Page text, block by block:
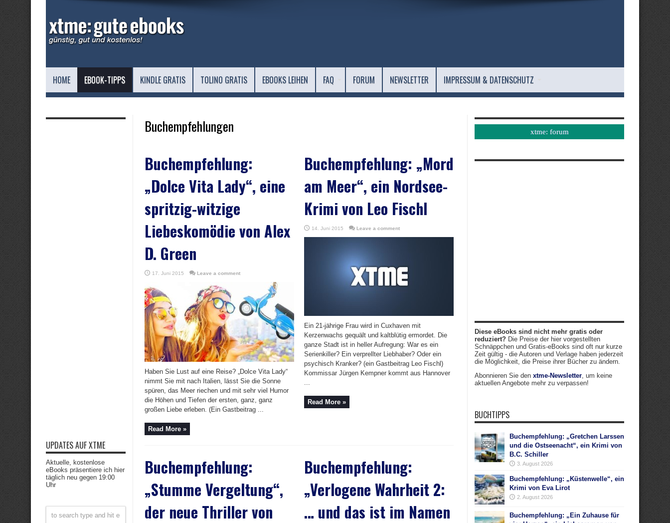
HOME EBOOK-TIPPS KINDLE GRATIS TOLINO GRATIS EBOOKS LEIHEN FAQ FORUM NEWSLETTER IMPRESSUM & DATENSCHUTZ
Buchempfehlungen
Buchempfehlung:
„Dolce Vita Lady“, eine
spritzig-witzige
Liebeskomödie von Alex
D. Green
17. Juni 2015 Leave a comment
Haben Sie Lust auf eine Reise? „Dolce Vita Lady“
nimmt Sie mit nach Italien, lässt Sie die Sonne
spüren, das Meer riechen und mit sehr viel Humor
die Höhen und Tiefen der ersten, ganz, ganz
großen Liebe erleben. (Ein Gastbeitrag ...
Read More »
Buchempfehlung: „Mord
am Meer“, ein Nordsee-
Krimi von Leo Fischl
14. Juni 2015 Leave a comment
Ein 21-jährige Frau wird in Cuxhaven mit
Kerzenwachs gequält und kaltblütig ermordet. Die
ganze Stadt ist in heller Aufregung: War es ein
Serienkiller? Ein verprellter Liebhaber? Oder ein
psychisch Kranker? (ein Gastbeitrag Leo Fischl)
Kommissar Jürgen Kempner kommt aus Hannover
...
Read More »
Buchempfehlung:
„Stumme Vergeltung“,
der neue Thriller von
Buchempfehlung:
„Verlogene Wahrheit 2:
… und das ist im Namen
UPDATES AUF XTME
Aktuelle, kostenlose
eBooks präsentiere ich hier
täglich neu gegen 19:00
Uhr
xtme: forum
Diese eBooks sind nicht mehr gratis oder
reduziert? Die Preise der hier vorgestellten
Schnäppchen und Gratis-eBooks sind oft nur kurze
Zeit gültig - die Autoren und Verlage haben jederzeit
die Möglichkeit, die Preise ihrer Bücher zu ändern.
Abonnieren Sie den xtme-Newsletter, um keine
aktuellen Angebote mehr zu verpassen!
BUCHTIPPS
Buchempfehlung: „Gretchen Larssen
und die Ostseenacht“, ein Krimi von
B.C. Schiller
3. August 2026
Buchempfehlung: „Küstenwelle“, ein
Krimi von Eva Lirot
2. August 2026
Buchempfehlung: „Ein Zuhause für